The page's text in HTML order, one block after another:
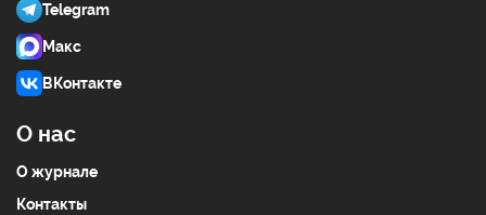
Telegram
Макс
ВКонтакте
О нас
О журнале
Контакты